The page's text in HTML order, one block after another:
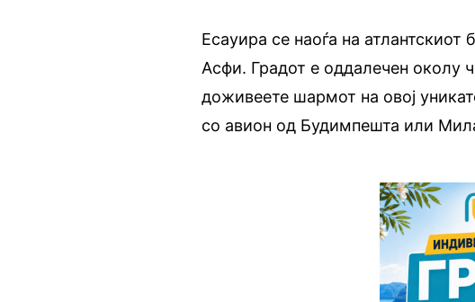
Есауира се наоѓа на
Асфи. Градот е оддалечен околу
доживеете шармот на овој
со авион од Будимпешта или